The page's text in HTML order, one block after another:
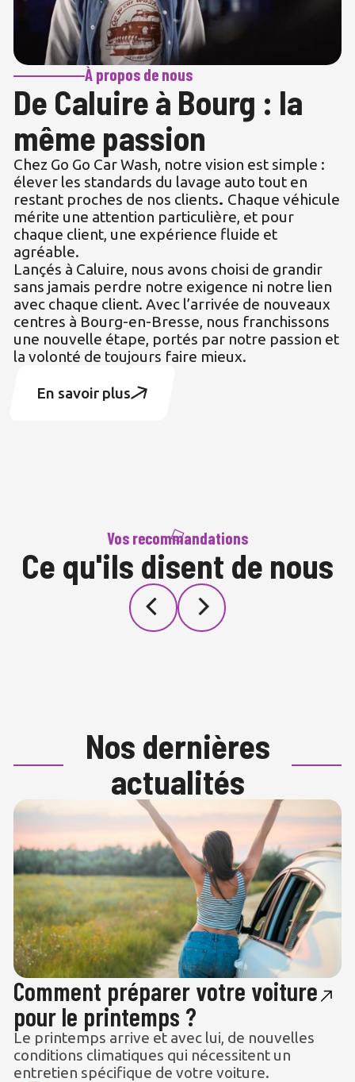
À propos de nous
De Caluire à Bourg : la
même passion
Chez Go Go Car Wash, notre vision est simple :
élever les standards du lavage auto tout en
restant proches de nos clients. Chaque véhicule
mérite une attention particulière, et pour
chaque client, une expérience fluide et
agréable.
Lançés à Caluire, nous avons choisi de grandir
sans jamais perdre notre exigence ni notre lien
avec chaque client. Avec l’arrivée de nouveaux
centres à Bourg-en-Bresse, nous franchissons
une nouvelle étape, portés par notre passion et
la volonté de toujours faire mieux.
En savoir plus
Vos recommandations
Ce qu'ils disent de nous
Nos dernières
actualités
Comment préparer votre voiture
pour le printemps ?
Le printemps arrive et avec lui, de nouvelles
conditions climatiques qui nécessitent un
entretien spécifique de votre voiture.